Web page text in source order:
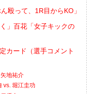
殴って、1R目からKO」
」百花「女子キックの
カード（選手コメント
地祐介
vs. 堀江圭功